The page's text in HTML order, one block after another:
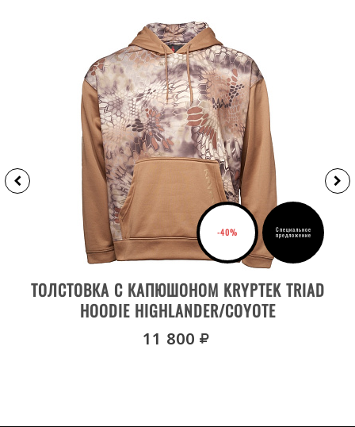
-40% Специальное
предложение
ТОЛСТОВКА С КАПЮШОНОМ KRYPTEK TRIAD
HOODIE HIGHLANDER/COYOTE
11 800